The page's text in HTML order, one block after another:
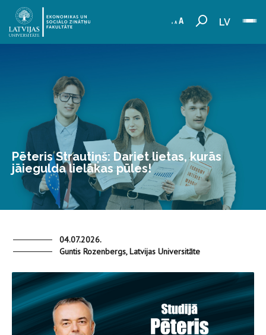
LV
Pēteris Strautiņš: Dariet lietas, kurās
jāiegulda lielākas pūles!
04.07.2026.
Guntis Rozenbergs, Latvijas Universitāte